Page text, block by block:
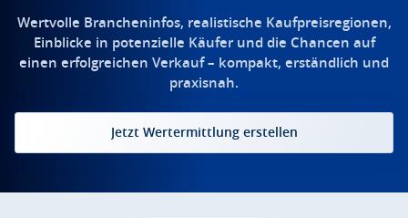
Wertvolle Brancheninfos, realistische Kaufpreisregionen,
Einblicke in potenzielle Käufer und die Chancen auf
einen erfolgreichen Verkauf – kompakt, erständlich und
praxisnah.
Jetzt Wertermittlung erstellen